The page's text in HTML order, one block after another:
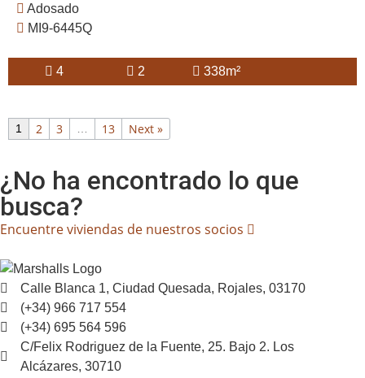
Adosado
MI9-6445Q
4 2 338m²
1 2 3 13 Next »
¿No ha encontrado lo que
busca?
Encuentre viviendas de nuestros socios
Calle Blanca 1, Ciudad Quesada, Rojales, 03170
(+34) 966 717 554
(+34) 695 564 596
C/Felix Rodriguez de la Fuente, 25. Bajo 2. Los
Alcázares, 30710